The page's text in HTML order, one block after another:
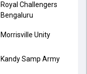
Royal Challengers
Bengaluru
Morrisville Unity
Kandy Samp Army